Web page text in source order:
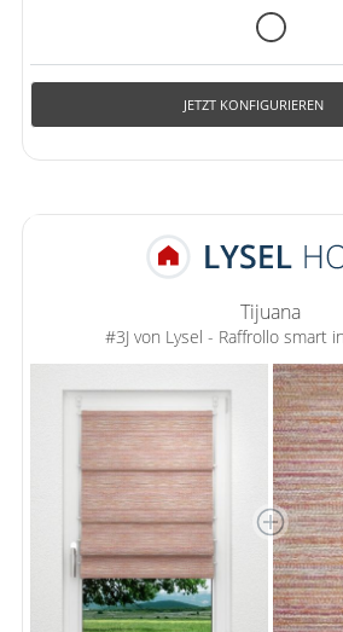
JETZT KONFIGURIEREN
Tijuana
#3J von Lysel - Raffrollo smart